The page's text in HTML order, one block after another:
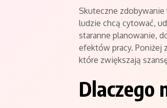
Skuteczne
ludzie chcą cytować,
staranne planowanie,
efektów pracy. Poniżej
które zwiększają
Dlaczego